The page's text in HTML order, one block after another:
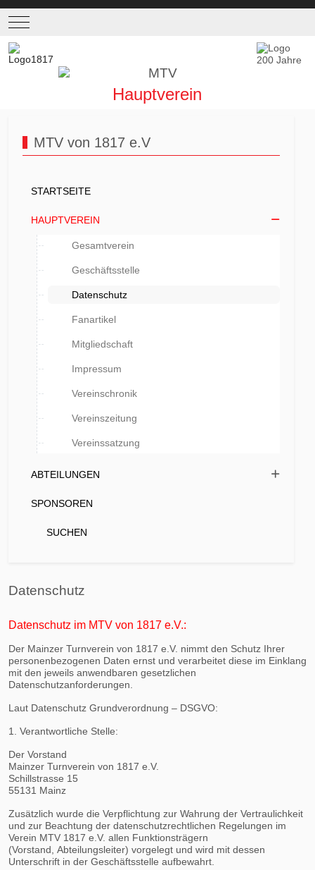
Mobile Menu Toggle
Hauptverein
MTV von 1817 e.V
STARTSEITE
HAUPTVEREIN
Gesamtverein
Geschäftsstelle
Datenschutz
Fanartikel
Mitgliedschaft
Impressum
Vereinschronik
Vereinszeitung
Vereinssatzung
ABTEILUNGEN
SPONSOREN
SUCHEN
Datenschutz
Datenschutz im MTV von 1817 e.V.:
Der Mainzer Turnverein von 1817 e.V. nimmt den Schutz Ihrer
personenbezogenen Daten ernst und verarbeitet diese im Einklang
mit den jeweils anwendbaren gesetzlichen
Datenschutzanforderungen.
Laut Datenschutz Grundverordnung – DSGVO:
1. Verantwortliche Stelle:
Der Vorstand
Mainzer Turnverein von 1817 e.V.
Schillstrasse 15
55131 Mainz
Zusätzlich wurde die Verpflichtung zur Wahrung der Vertraulichkeit
und zur Beachtung der datenschutzrechtlichen Regelungen im
Verein MTV 1817 e.V. allen Funktionsträgern
(Vorstand, Abteilungsleiter) vorgelegt und wird mit dessen
Unterschrift in der Geschäftsstelle aufbewahrt.